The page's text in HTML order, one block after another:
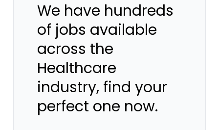
We have hundreds
of jobs available
across the
Healthcare
industry, find your
perfect one now.